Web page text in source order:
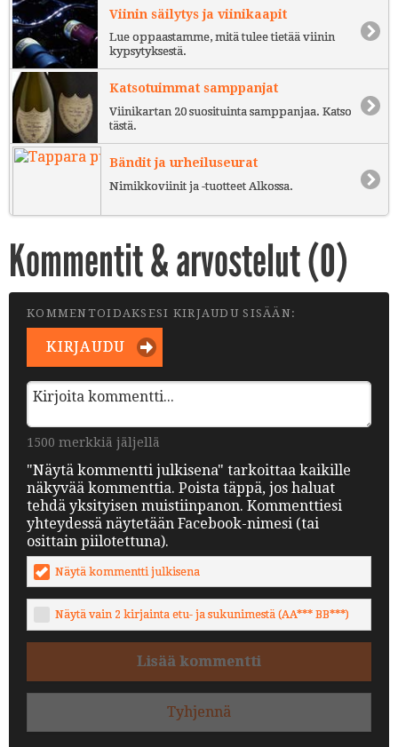
Viinin säilytys ja viinikaapit
Lue oppaastamme, mitä tulee tietää viinin
kypsytyksestä.
Katsotuimmat samppanjat
Viinikartan 20 suosituinta samppanjaa. Katso
tästä.
Bändit ja urheiluseurat
Nimikkoviinit ja -tuotteet Alkossa.
Kommentit & arvostelut (0)
KOMMENTOIDAKSESI KIRJAUDU SISÄÄN:
KIRJAUDU
1500 merkkiä jäljellä
"Näytä kommentti julkisena" tarkoittaa kaikille
näkyvää kommenttia. Poista täppä, jos haluat
tehdä yksityisen muistiinpanon. Kommenttiesi
yhteydessä näytetään Facebook-nimesi (tai
osittain piilotettuna).
Näytä kommentti julkisena
Näytä vain 2 kirjainta etu- ja sukunimestä (AA*** BB***)
Lisää kommentti
Tyhjennä